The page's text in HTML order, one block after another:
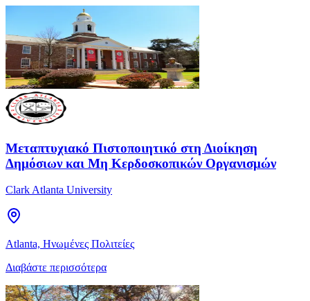
Μεταπτυχιακό Πιστοποιητικό στη Διοίκηση
Δημόσιων και Μη Κερδοσκοπικών Οργανισμών
Clark Atlanta University
Atlanta, Ηνωμένες Πολιτείες
Διαβάστε περισσότερα